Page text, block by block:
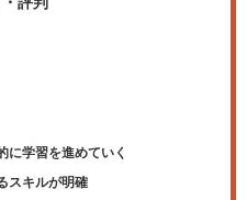
に学習を進めていく
スキルが明確